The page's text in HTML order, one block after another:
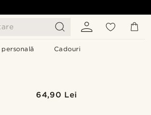
Cadouri
64,90 Lei